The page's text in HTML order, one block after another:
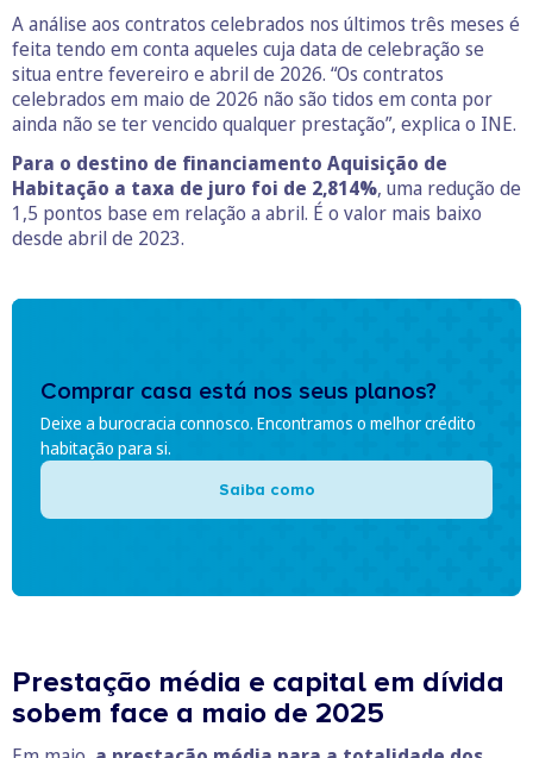
A análise aos contratos celebrados nos últimos três meses é
feita tendo em conta aqueles cuja data de celebração se
situa entre fevereiro e abril de 2026. “Os contratos
celebrados em maio de 2026 não são tidos em conta por
ainda não se ter vencido qualquer prestação”, explica o INE.
Para o destino de financiamento Aquisição de
Habitação a taxa de juro foi de 2,814%, uma redução de
1,5 pontos base em relação a abril. É o valor mais baixo
desde abril de 2023.
Comprar casa está nos seus planos?
Deixe a burocracia connosco. Encontramos o melhor crédito
habitação para si.
Saiba como
Prestação média e capital em dívida
sobem face a maio de 2025